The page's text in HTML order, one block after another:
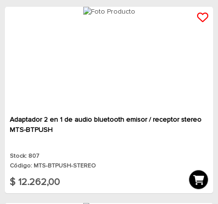
Adaptador 2 en 1 de audio bluetooth emisor / receptor stereo
MTS-BTPUSH
Stock: 807
Código: MTS-BTPUSH-STEREO
$ 12.262,00